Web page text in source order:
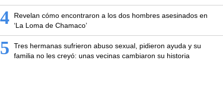
4
Revelan cómo encontraron a los dos hombres asesinados en
‘La Loma de Chamaco’
5
Tres hermanas sufrieron abuso sexual, pidieron ayuda y su
familia no les creyó: unas vecinas cambiaron su historia